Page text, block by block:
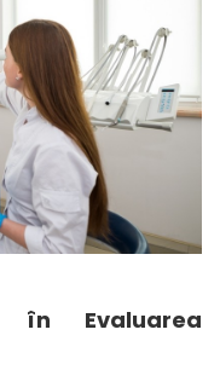
în Evaluarea